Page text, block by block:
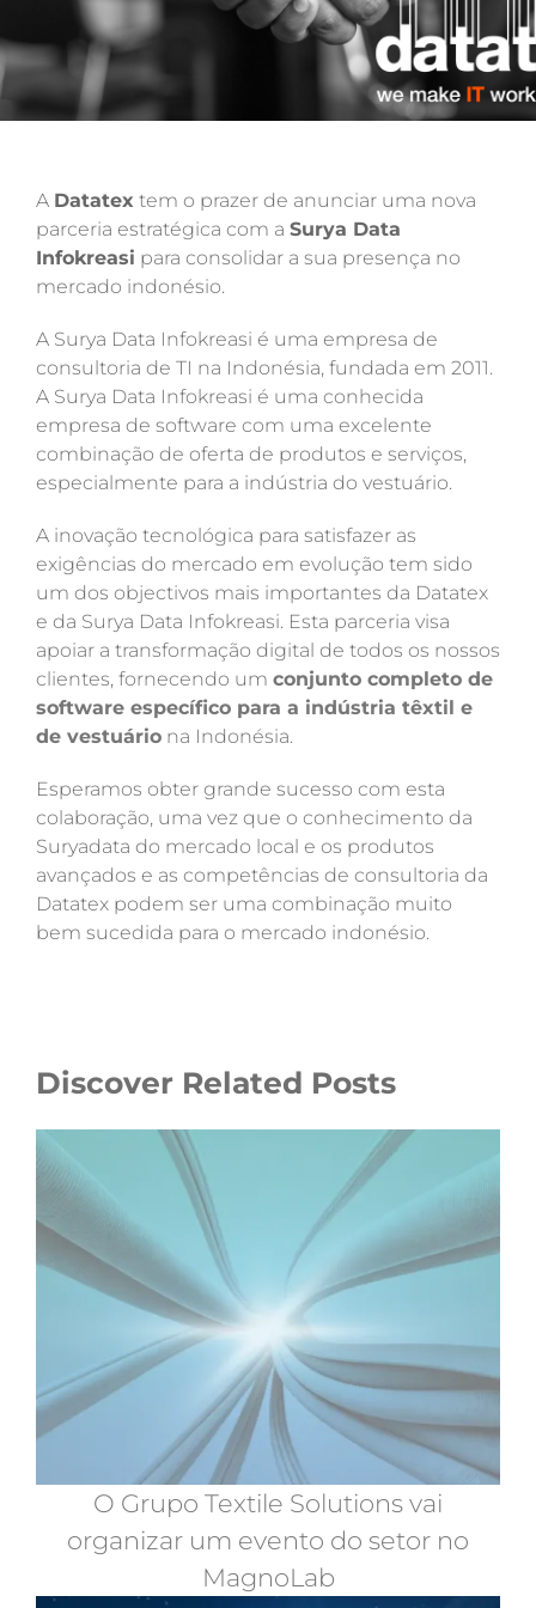
A Datatex tem o prazer de anunciar uma nova
parceria estratégica com a Surya Data
Infokreasi para consolidar a sua presença no
mercado indonésio.
A Surya Data Infokreasi é uma empresa de
consultoria de TI na Indonésia, fundada em 2011.
A Surya Data Infokreasi é uma conhecida
empresa de software com uma excelente
combinação de oferta de produtos e serviços,
especialmente para a indústria do vestuário.
A inovação tecnológica para satisfazer as
exigências do mercado em evolução tem sido
um dos objectivos mais importantes da Datatex
e da Surya Data Infokreasi. Esta parceria visa
apoiar a transformação digital de todos os nossos
clientes, fornecendo um conjunto completo de
software específico para a indústria têxtil e
de vestuário na Indonésia.
Esperamos obter grande sucesso com esta
colaboração, uma vez que o conhecimento da
Suryadata do mercado local e os produtos
avançados e as competências de consultoria da
Datatex podem ser uma combinação muito
bem sucedida para o mercado indonésio.
Discover Related Posts
O Grupo Textile Solutions vai
organizar um evento do setor no
MagnoLab